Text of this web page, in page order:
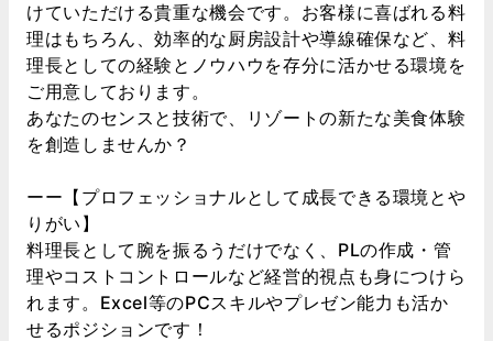
けていただける貴重な機会です。お客様に喜ばれる料
理はもちろん、効率的な厨房設計や導線確保など、料
理長としての経験とノウハウを存分に活かせる環境を
ご用意しております。
あなたのセンスと技術で、リゾートの新たな美食体験
を創造しませんか？
ーー【プロフェッショナルとして成長できる環境とや
りがい】
料理長として腕を振るうだけでなく、PLの作成・管
理やコストコントロールなど経営的視点も身につけら
れます。Excel等のPCスキルやプレゼン能力も活か
せるポジションです！